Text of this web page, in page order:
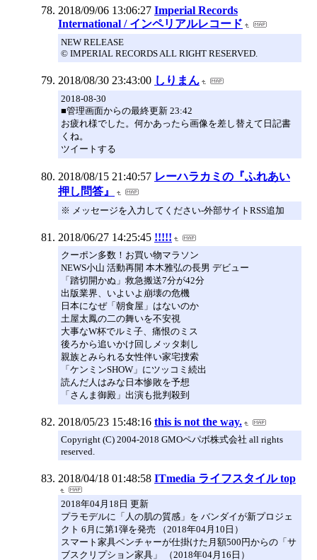
2018/09/06 13:06:27 Imperial Records
International / インペリアルレコード
NEW RELEASE
© IMPERIAL RECORDS ALL RIGHT RESERVED.
2018/08/30 23:43:00 しりまん
2018-08-30
■管理画面からの最終更新 23:42
お疲れ様でした。何かあったら画像を差し替えて日記書
くね。
ツイートする
2018/08/15 21:40:57 レーハラカミの『ふれあい
押し問答』
※ メッセージを入力してください-外部サイトRSS追加
2018/06/27 14:25:45 !!!!!
クーポン多数！お買い物マラソン
NEWS小山 活動再開 本木雅弘の長男 デビュー
「踏切開かぬ」救急搬送7分が42分
出版業界、いよいよ崩壊の危機
日本になぜ「朝食屋」はないのか
土屋太鳳の二の舞いを不安視
大事なW杯でルミ子、痛恨のミス
後ろから追いかけ回しメッタ刺し
親族とみられる女性伴い家宅捜索
「ケンミンSHOW」にツッコミ続出
読んだ人はみな日本惨敗を予想
「さんま御殿」出演も批判殺到
2018/05/23 15:48:16 this is not the way.
Copyright (C) 2004-2018 GMOペパボ株式会社 all rights
reserved.
2018/04/18 01:48:58 ITmedia ライフスタイル top
2018年04月18日 更新
プラモデルに「人の肌の質感」を バンダイが新プロジェ
クト 6月に第1弾を発売 （2018年04月10日）
スマート家具ベンチャーが仕掛けた月額500円からの「サ
ブスクリプション家具」 （2018年04月16日）